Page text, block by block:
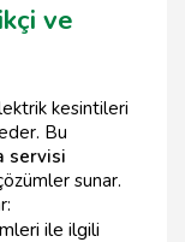
ve
kesintileri
Bu
servisi
sunar.
ile ilgili